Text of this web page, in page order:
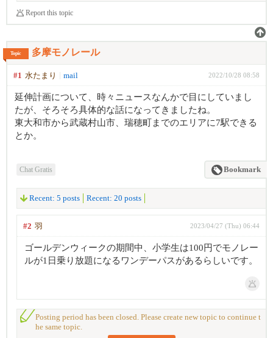
Report this topic
Topic 多摩モノレール
#1 水たまり mail 2022/10/28 08:58
延伸計画について、時々ニュースなんかで目にしていまし
たが、そろそろ具体的な話になってきましたね。
東大和市から武蔵村山市、瑞穂町までのエリアに7駅できる
とか。
Chat Gratis Bookmark
Recent: 5 posts Recent: 20 posts
#2 羽 2023/04/27 (Thu) 06:44
ゴールデンウィークの期間中、小学生は100円でモノレー
ルが1日乗り放題になるワンデーパスがあるらしいです。
Posting period has been closed. Please create new topic to continue t
he same topic.